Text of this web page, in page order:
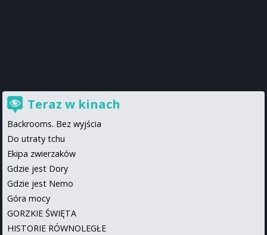
Teraz w kinach
Backrooms. Bez wyjścia
Do utraty tchu
Ekipa zwierzaków
Gdzie jest Dory
Gdzie jest Nemo
Góra mocy
GORZKIE ŚWIĘTA
HISTORIE RÓWNOLEGŁE